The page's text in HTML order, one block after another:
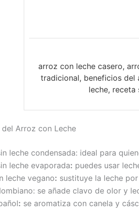
arroz con leche casero,
tradicional, beneficios del
leche,
del Arroz con Leche
leche condensada: ideal para
leche evaporada: puedes usar
leche vegano: sustituye la leche
se añade clavo de olor y
: se aromatiza con canela y